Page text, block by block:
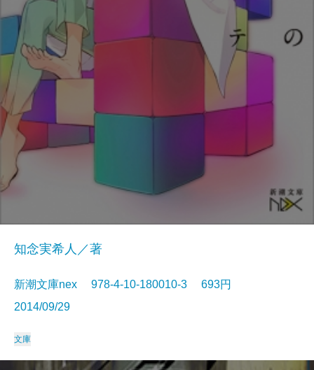
知念実希人／著
新潮文庫nex 978-4-10-180010-3 693円
2014/09/29
文庫